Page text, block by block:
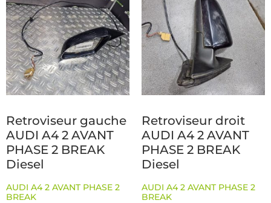
Retroviseur gauche
AUDI A4 2 AVANT
PHASE 2 BREAK
Diesel
AUDI A4 2 AVANT PHASE 2
BREAK
Retroviseur droit
AUDI A4 2 AVANT
PHASE 2 BREAK
Diesel
AUDI A4 2 AVANT PHASE 2
BREAK